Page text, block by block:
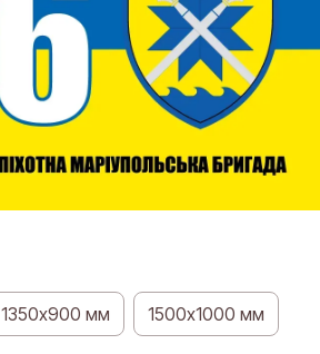
1350х900 мм 1500х1000 мм